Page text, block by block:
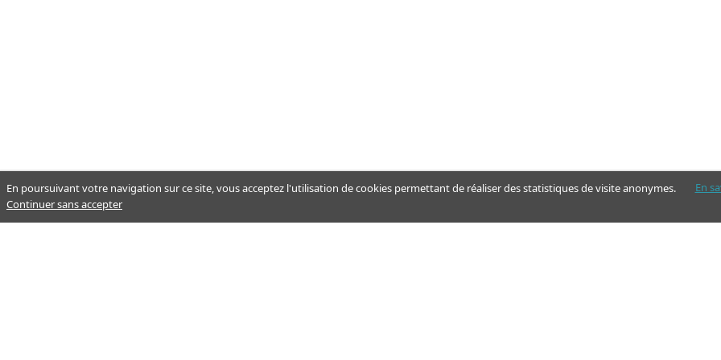
En poursuivant votre navigation sur ce site, vous acceptez l'utilisation de cookies permettant de réaliser des statistiques de visite anonymes. En
Continuer sans accepter